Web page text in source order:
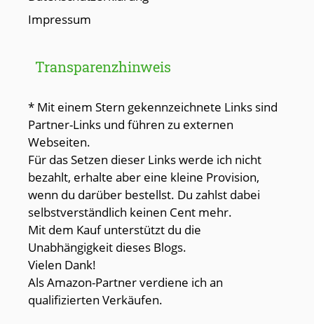
Impressum
Transparenzhinweis
* Mit einem Stern gekennzeichnete Links sind
Partner-Links und führen zu externen
Webseiten.
Für das Setzen dieser Links werde ich nicht
bezahlt, erhalte aber eine kleine Provision,
wenn du darüber bestellst. Du zahlst dabei
selbstverständlich keinen Cent mehr.
Mit dem Kauf unterstützt du die
Unabhängigkeit dieses Blogs.
Vielen Dank!
Als Amazon-Partner verdiene ich an
qualifizierten Verkäufen.